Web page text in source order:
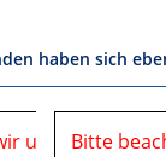
haben sich
uns in der Zeit
Bitte